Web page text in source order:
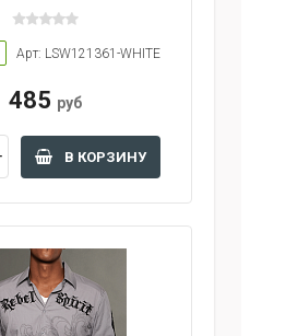
Арт: LSW121361-WHITE
485 руб
В КОРЗИНУ